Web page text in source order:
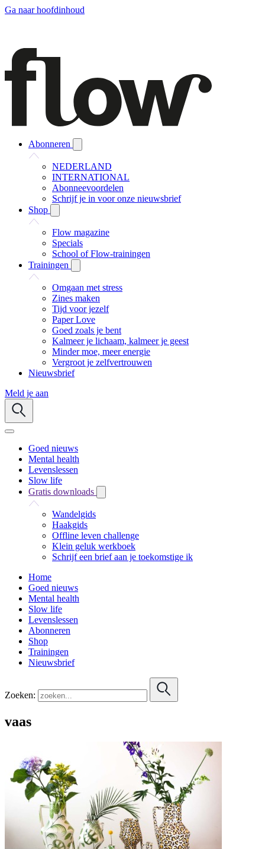
Ga naar hoofdinhoud
Abonneren
NEDERLAND
INTERNATIONAL
Abonneevoordelen
Schrijf je in voor onze nieuwsbrief
Shop
Flow magazine
Specials
School of Flow-trainingen
Trainingen
Omgaan met stress
Zines maken
Tijd voor jezelf
Paper Love
Goed zoals je bent
Kalmeer je lichaam, kalmeer je geest
Minder moe, meer energie
Vergroot je zelfvertrouwen
Nieuwsbrief
Meld je aan
Goed nieuws
Mental health
Levenslessen
Slow life
Gratis downloads
Wandelgids
Haakgids
Offline leven challenge
Klein geluk werkboek
Schrijf een brief aan je toekomstige ik
Home
Goed nieuws
Mental health
Slow life
Levenslessen
Abonneren
Shop
Trainingen
Nieuwsbrief
Zoeken:
vaas